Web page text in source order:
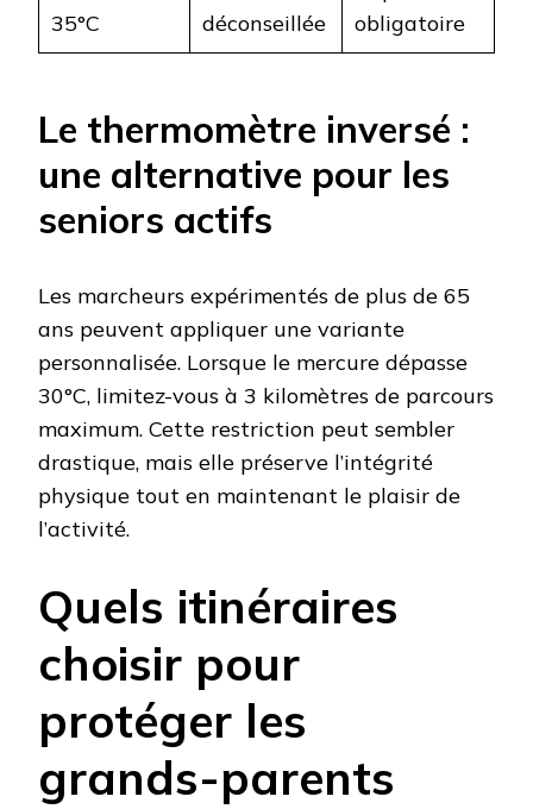
35°C
déconseillée
obligatoire
Le thermomètre inversé :
une alternative pour les
seniors actifs
Les marcheurs expérimentés de plus de 65
ans peuvent appliquer une variante
personnalisée. Lorsque le mercure dépasse
30°C, limitez-vous à 3 kilomètres de parcours
maximum. Cette restriction peut sembler
drastique, mais elle préserve l’intégrité
physique tout en maintenant le plaisir de
l’activité.
Quels itinéraires
choisir pour
protéger les
grands-parents